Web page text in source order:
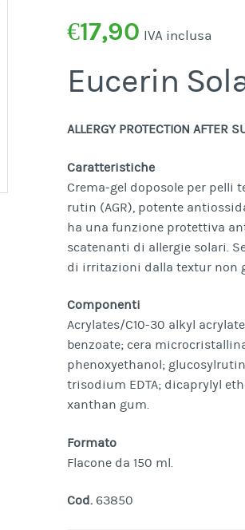
€17,90 IVA inclusa
Eucerin
ALLERGY PROTECTION AFTER
Caratteristiche
Crema-gel doposole per pelli
rutin (AGR), potente
ha una funzione protettiva
scatenanti di allergie solari.
di irritazioni dalla textur non
Componenti
Acrylates/C10-30 alkyl
benzoate; cera
phenoxyethanol;
trisodium EDTA; dicaprylyl
xanthan gum.
Formato
Flacone da 150 ml.
Cod.63850